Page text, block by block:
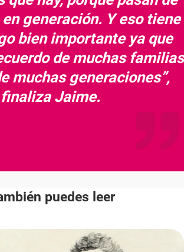
generación. Y eso tiene
bien importante ya que
de muchas familias
muchas generaciones”,
finaliza Jaime.
puedes leer